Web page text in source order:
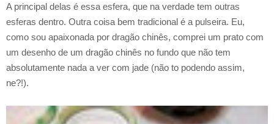
A principal delas é essa esfera, que na verdade tem outras
esferas dentro. Outra coisa bem tradicional é a pulseira. Eu,
como sou apaixonada por dragão chinês, comprei um prato com
um desenho de um dragão chinês no fundo que não tem
absolutamente nada a ver com jade (não to podendo assim,
ne?!).